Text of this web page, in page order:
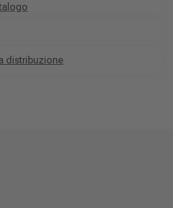
distribuzione